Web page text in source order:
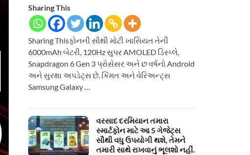
Sharing This
Sharing Thisફોનની સૌથી મોટી ખાસિયત તેની
6000mAh બેટરી, 120Hz સુપર AMOLED ડિસ્પ્લે,
Snapdragon 6 Gen 3 પ્રોસેસર અને છ વર્ષનો Android
અને સુરક્ષા અપડેટ્સ છે. કિંમત અને વેરિઅન્ટ્સ
Samsung Galaxy …
વરસાદ દરમિયાન તમારા
સ્માર્ટફોન માટે આ 5 ગેજેટ્સ
સૌથી વધુ ઉપયોગી થશે, તેમને
તમારી સાથે રાખવાનું ભૂલશો નહીં.